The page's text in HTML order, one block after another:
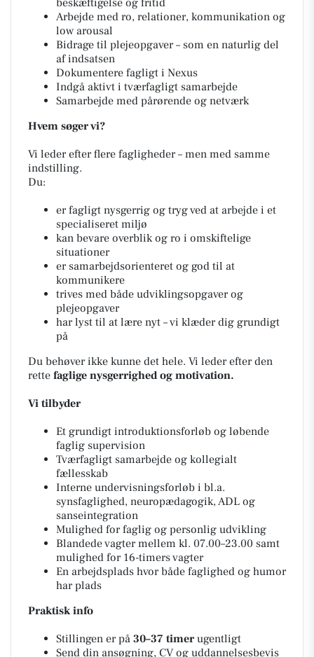
beskæftigelse og fritid
Arbejde med ro, relationer, kommunikation og
low arousal
Bidrage til plejeopgaver – som en naturlig del
af indsatsen
Dokumentere fagligt i Nexus
Indgå aktivt i tværfagligt samarbejde
Samarbejde med pårørende og netværk
Hvem søger vi?
Vi leder efter flere fagligheder – men med samme
indstilling.
Du:
er fagligt nysgerrig og tryg ved at arbejde i et
specialiseret miljø
kan bevare overblik og ro i omskiftelige
situationer
er samarbejdsorienteret og god til at
kommunikere
trives med både udviklingsopgaver og
plejeopgaver
har lyst til at lære nyt – vi klæder dig grundigt
på
Du behøver ikke kunne det hele. Vi leder efter den
rette faglige nysgerrighed og motivation.
Vi tilbyder
Et grundigt introduktionsforløb og løbende
faglig supervision
Tværfagligt samarbejde og kollegialt
fællesskab
Interne undervisningsforløb i bl.a.
synsfaglighed, neuropædagogik, ADL og
sanseintegration
Mulighed for faglig og personlig udvikling
Blandede vagter mellem kl. 07.00–23.00 samt
mulighed for 16-timers vagter
En arbejdsplads hvor både faglighed og humor
har plads
Praktisk info
Stillingen er på 30–37 timer ugentligt
Send din ansøgning, CV og uddannelsesbevis